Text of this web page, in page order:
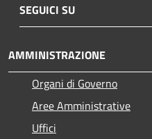
SEGUICI SU
AMMINISTRAZIONE
Organi di Governo
Aree Amministrative
Uffici